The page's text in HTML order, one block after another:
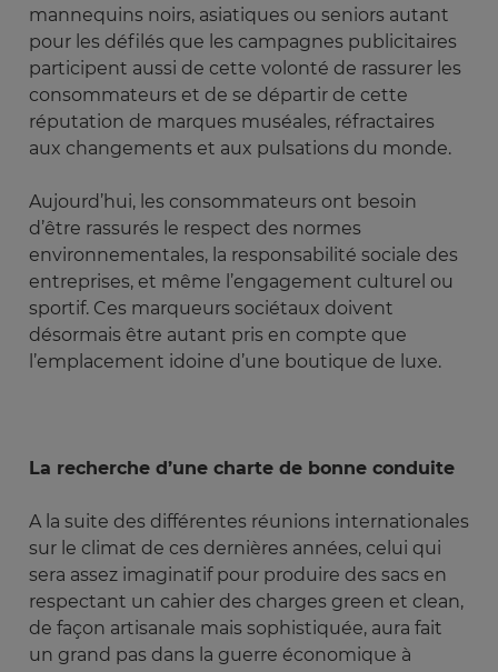
mannequins noirs, asiatiques ou seniors autant
pour les défilés que les campagnes publicitaires
participent aussi de cette volonté de rassurer les
consommateurs et de se départir de cette
réputation de marques muséales, réfractaires
aux changements et aux pulsations du monde.
Aujourd’hui, les consommateurs ont besoin
d’être rassurés le respect des normes
environnementales, la responsabilité sociale des
entreprises, et même l’engagement culturel ou
sportif. Ces marqueurs sociétaux doivent
désormais être autant pris en compte que
l’emplacement idoine d’une boutique de luxe.
La recherche d’une charte de bonne conduite
A la suite des différentes réunions internationales
sur le climat de ces dernières années, celui qui
sera assez imaginatif pour produire des sacs en
respectant un cahier des charges green et clean,
de façon artisanale mais sophistiquée, aura fait
un grand pas dans la guerre économique à